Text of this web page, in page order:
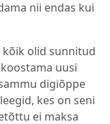
nii endas kui
kõik olid sunnitud
uusi
digiõppe
kes on seni
ei maksa